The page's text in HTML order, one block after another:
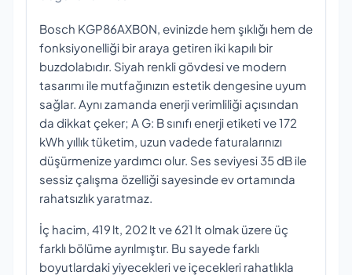
Bosch KGP86AXB0N, evinizde hem şıklığı hem de
fonksiyonelliği bir araya getiren iki kapılı bir
buzdolabıdır. Siyah renkli gövdesi ve modern
tasarımı ile mutfağınızın estetik dengesine uyum
sağlar. Aynı zamanda enerji verimliliği açısından
da dikkat çeker; A G: B sınıfı enerji etiketi ve 172
kWh yıllık tüketim, uzun vadede faturalarınızı
düşürmenize yardımcı olur. Ses seviyesi 35 dB ile
sessiz çalışma özelliği sayesinde ev ortamında
rahatsızlık yaratmaz.
İç hacim, 419 lt, 202 lt ve 621 lt olmak üzere üç
farklı bölüme ayrılmıştır. Bu sayede farklı
boyutlardaki yiyecekleri ve içecekleri rahatlıkla